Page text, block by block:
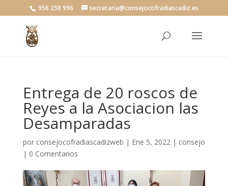
956 258 996 secretaria@consejocofradiascadiz.es
Entrega de 20 roscos de
Reyes a la Asociacion las
Desamparadas
por consejocofradiascadizweb | Ene 5, 2022| consejo
| 0 Comentarios